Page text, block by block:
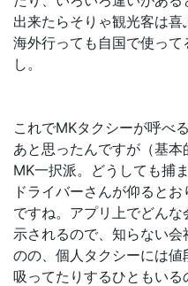
出来たらそりゃ観光客は喜
海外行っても自国で使っ
し。
これでMKタクシーが呼べ
あと思ったんですが（基
MK一択派。どうしても捕
ドライバーさんが仰ると
ですね。アプリ上でどん
示されるので、知らない
のの、個人タクシーには
吸ってたりするひともい